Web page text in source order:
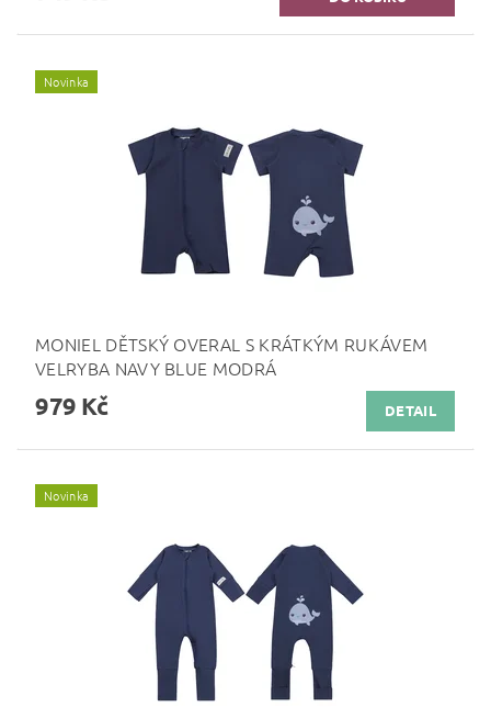
Novinka
MONIEL DĚTSKÝ OVERAL S KRÁTKÝM RUKÁVEM
VELRYBA NAVY BLUE MODRÁ
979 Kč DETAIL
Novinka